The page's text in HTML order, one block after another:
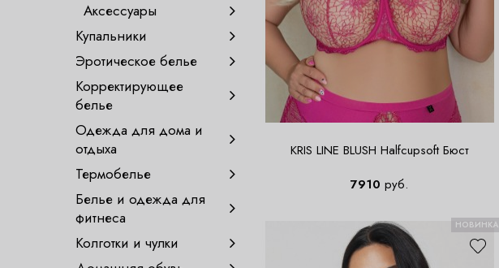
Аксессуары
Купальники
Эротическое белье
Корректирующее
белье
Одежда для дома и
отдыха
Термобелье
Белье и одежда для
фитнеса
Колготки и чулки
KRIS LINE BLUSH Halfcupsoft Бюст
7910 руб.
НОВИНКА